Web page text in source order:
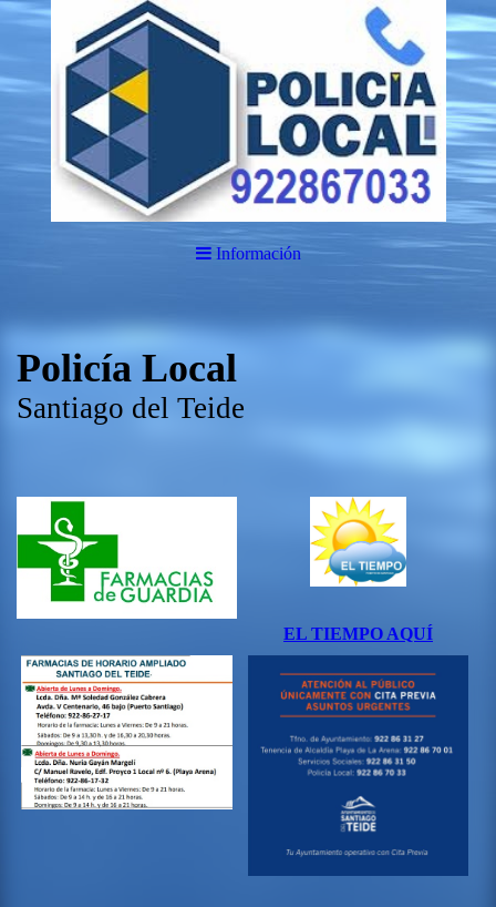
Información
Policía Local
Santiago del Teide
EL TIEMPO AQUÍ